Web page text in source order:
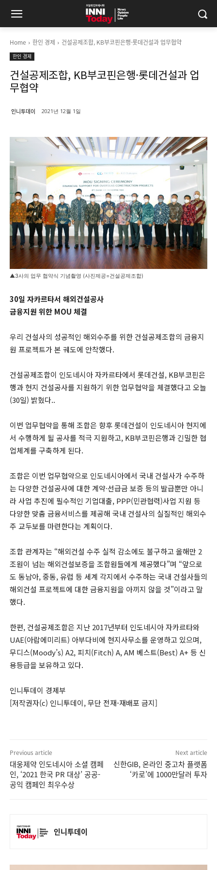
Home 한인 경제 건설공제조합, KB부코핀은행·롯데건설과 업무협약
한인 경제
건설공제조합, KB부코핀은행·롯데건설과 업
무협약
인니투데이 2021년 12월 1일
▲3사의 업무 협약식 기념촬영 (사진제공=건설공제조합)
30일 자카르타서 해외건설공사
금융지원 위한 MOU 체결
우리 건설사의 성공적인 해외수주를 위한 건설공제조합의 금융지
원 프로젝트가 본 궤도에 안착했다.
건설공제조합이 인도네시아 자카르타에서 롯데건설, KB부코핀은
행과 현지 건설공사를 지원하기 위한 업무협약을 체결했다고 오늘
(30일) 밝혔다..
이번 업무협약을 통해 조합은 향후 롯데건설이 인도네시아 현지에
서 수행하게 될 공사를 적극 지원하고, KB부코핀은행과 긴밀한 협
업체계를 구축하게 된다.
조합은 이번 업무협약으로 인도네시아에서 국내 건설사가 수주하
는 다양한 건설공사에 대한 계약·선급금 보증 등의 발급뿐만 아니
라 사업 추진에 필수적인 기업대출, PPP(민관협력)사업 지원 등
다양한 맞춤 금융서비스를 제공해 국내 건설사의 실질적인 해외수
주 교두보를 마련한다는 계획이다.
조합 관계자는 “해외건설 수주 실적 감소에도 불구하고 올해만 2
조원이 넘는 해외건설보증을 조합원들에게 제공했다”며 “앞으로
도 동남아, 중동, 유럽 등 세계 각지에서 수주하는 국내 건설사들의
해외건설 프로젝트에 대한 금융지원을 아끼지 않을 것”이라고 말
했다.
한편, 건설공제조합은 지난 2017년부터 인도네시아 자카르타와
UAE(아랍에미리트) 아부다비에 현지사무소를 운영하고 있으며,
무디스(Moody’s) A2, 피치(Fitch) A, AM 베스트(Best) A+ 등 신
용등급을 보유하고 있다.
인니투데이 경제부
[저작권자(c) 인니투데이, 무단 전재-재배포 금지]
Previous article
대웅제약 인도네시아 소셜 캠페
인, ‘2021 한국 PR 대상’ 공공-
공익 캠페인 최우수상
Next article
신한GIB, 온라인 중고차 플랫폼
‘카로’에 1000만달러 투자
인니투데이